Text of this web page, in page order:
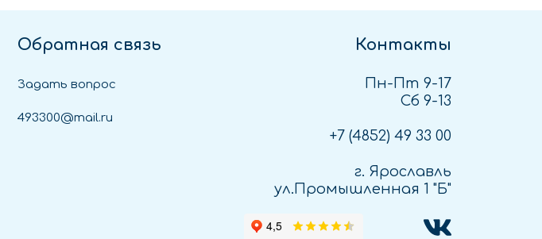
Обратная связь
Задать вопрос
493300@mail.ru
Контакты
Пн-Пт 9-17
Сб 9-13
+7 (4852) 49 33 00
г. Ярославль
ул.Промышленная 1 "Б"